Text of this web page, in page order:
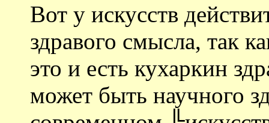
Вот у искусств
здравого смысла, так
это и есть кухаркин
может быть научного